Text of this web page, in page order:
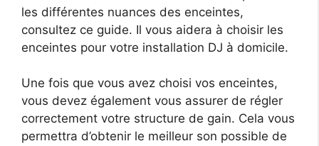
les différentes nuances des enceintes,
consultez ce guide. Il vous aidera à choisir les
enceintes pour votre installation DJ à domicile.
Une fois que vous avez choisi vos enceintes,
vous devez également vous assurer de régler
correctement votre structure de gain. Cela vous
permettra d’obtenir le meilleur son possible de